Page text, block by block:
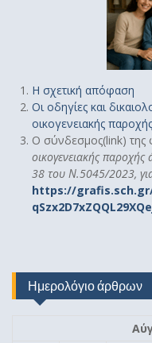
Η σχετική απόφαση
Οι οδηγίες και
οικογενειακής παροχής
Ο σύνδεσμος(link) της
οικογενειακής
38 του Ν.5045/2023,
https://
Ημερολόγιο άρθρων